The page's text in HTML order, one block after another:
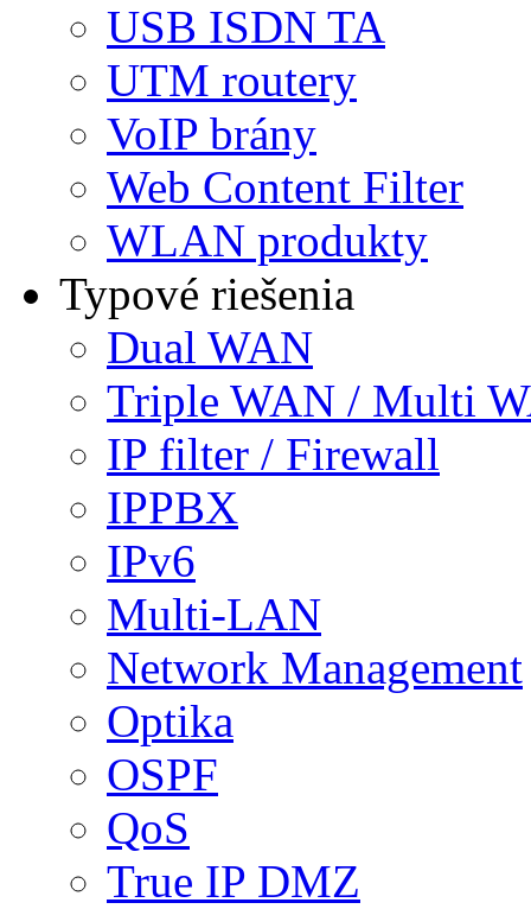
USB ISDN TA
UTM routery
VoIP brány
Web Content Filter
WLAN produkty
Typové riešenia
Dual WAN
Triple WAN / Multi
IP filter / Firewall
IPPBX
IPv6
Multi-LAN
Network Management
Optika
OSPF
QoS
True IP DMZ